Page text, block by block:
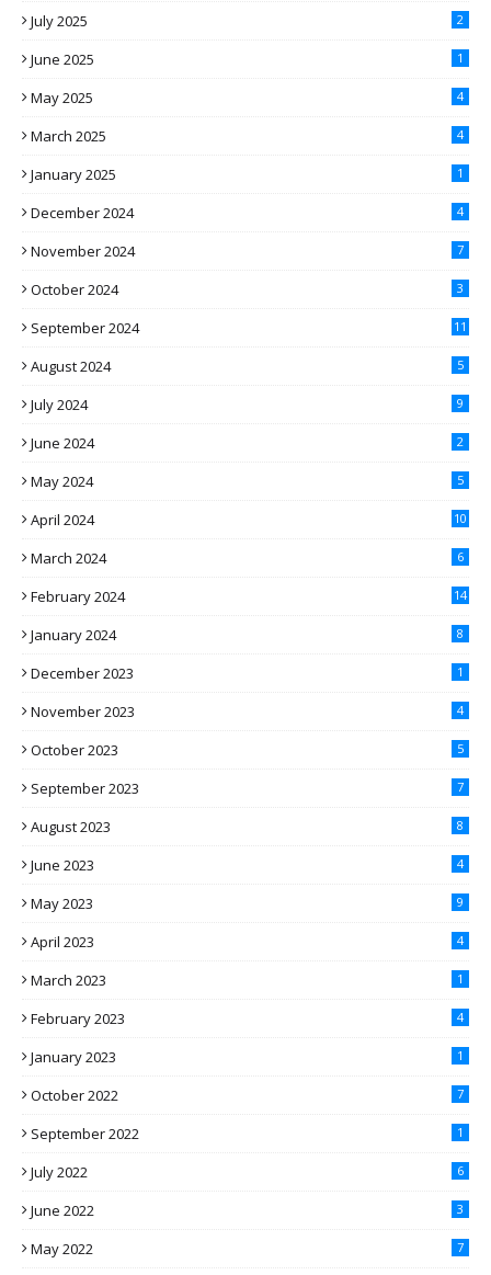
July 2025 2
June 2025 1
May 2025 4
March 2025 4
January 2025 1
December 2024 4
November 2024 7
October 2024 3
September 2024 11
August 2024 5
July 2024 9
June 2024 2
May 2024 5
April 2024 10
March 2024 6
February 2024 14
January 2024 8
December 2023 1
November 2023 4
October 2023 5
September 2023 7
August 2023 8
June 2023 4
May 2023 9
April 2023 4
March 2023 1
February 2023 4
January 2023 1
October 2022 7
September 2022 1
July 2022 6
June 2022 3
May 2022 7